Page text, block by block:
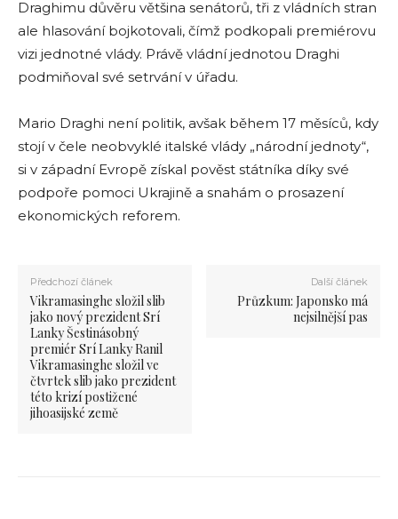
Draghimu důvěru většina senátorů, tři z vládních stran
ale hlasování bojkotovali, čímž podkopali premiérovu
vizi jednotné vlády. Právě vládní jednotou Draghi
podmiňoval své setrvání v úřadu.
Mario Draghi není politik, avšak během 17 měsíců, kdy
stojí v čele neobvyklé italské vlády „národní jednoty“,
si v západní Evropě získal pověst státníka díky své
podpoře pomoci Ukrajině a snahám o prosazení
ekonomických reforem.
Předchozí článek
Vikramasinghe složil slib
jako nový prezident Srí
Lanky Šestinásobný
premiér Srí Lanky Ranil
Vikramasinghe složil ve
čtvrtek slib jako prezident
této krizí postižené
jihoasijské země
Další článek
Průzkum: Japonsko má
nejsilnější pas